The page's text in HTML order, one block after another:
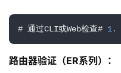
# 通过CLI或Web检查# 1.
路由器验证（ER系列）：